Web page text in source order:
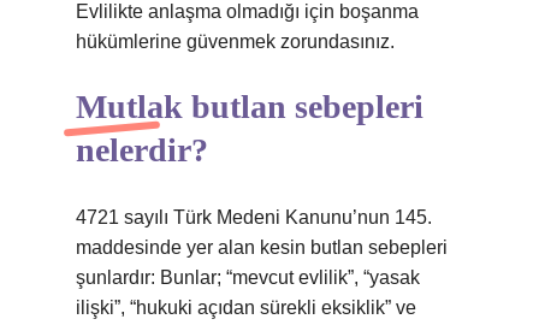
Evlilikte anlaşma olmadığı için boşanma
hükümlerine güvenmek zorundasınız.
Mutlak butlan sebepleri
nelerdir?
4721 sayılı Türk Medeni Kanunu’nun 145.
maddesinde yer alan kesin butlan sebepleri
şunlardır: Bunlar; “mevcut evlilik”, “yasak
ilişki”, “hukuki açıdan sürekli eksiklik” ve